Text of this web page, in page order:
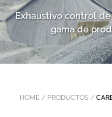
Exhaustivo control
gama de
HOME / PRODUCTOS/